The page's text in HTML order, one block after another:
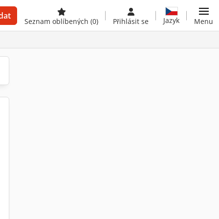
Seznam oblíbených (0) Přihlásit se Jazyk Menu